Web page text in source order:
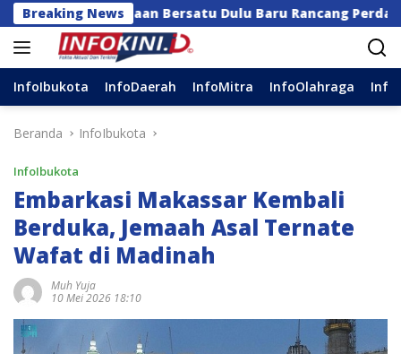
Langsung
ke
konten
Breaking News
Bersatu Dulu Baru Rancang Perda Baru!
InfoIbukota InfoDaerah InfoMitra InfoOlahraga
Beranda InfoIbukota
InfoIbukota
Embarkasi Makassar Kembali
Berduka, Jemaah Asal Ternate
Wafat di Madinah
Muh Yuja
10 Mei 2026 18:10